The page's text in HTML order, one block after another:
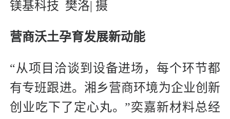
镁基科技 樊洛| 摄
营商沃土孕育发展新动能
“从项目洽谈到设备进场，每个环节都
有专班跟进。湘乡营商环境为企业创新
创业吃下了定心丸。”奕嘉新材料总经